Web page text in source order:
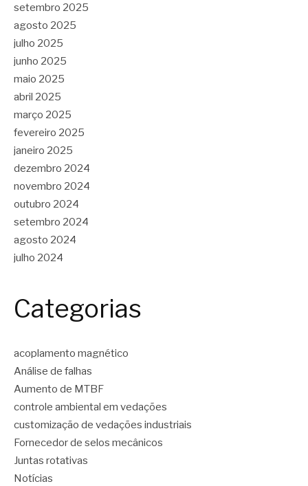
setembro 2025
agosto 2025
julho 2025
junho 2025
maio 2025
abril 2025
março 2025
fevereiro 2025
janeiro 2025
dezembro 2024
novembro 2024
outubro 2024
setembro 2024
agosto 2024
julho 2024
Categorias
acoplamento magnético
Análise de falhas
Aumento de MTBF
controle ambiental em vedações
customização de vedações industriais
Fornecedor de selos mecânicos
Juntas rotativas
Notícias